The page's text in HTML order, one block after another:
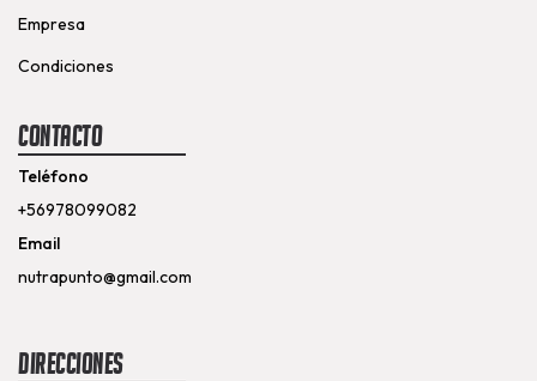
Empresa
Condiciones
Contacto
Teléfono
+56978099082
Email
nutrapunto@gmail.com
Direcciones